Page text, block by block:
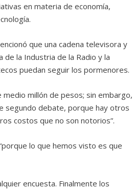
en materia de economía,
que una cadena televisora y
de la Industria de la Radio y la
puedan seguir los pormenores.
millón de pesos; sin embargo,
segundo debate, porque hay otros
costos que no son notorios”.
lo que hemos visto es que
encuesta. Finalmente los